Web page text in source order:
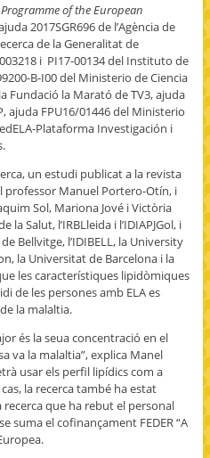
of the European
2017SGR696 de l’Agència de
de la Generalitat de
i PI17-00134 del Instituto de
B-I00 del Ministerio de Ciencia
Fundació la Marató de TV3, ajuda
ajuda FPU16/01446 del Ministerio
Plataforma Investigación i
un estudi publicat a la revista
professor Manuel Portero-Otín, i
Sol, Mariona Jové i Victòria
la Salut, l’IRBLleida i l’IDIAPJGol, i
Bellvitge, l’IDIBELL, la University
la Universitat de Barcelona i la
les característiques lipidòmiques
de les persones amb ELA es
la malaltia.
és la seua concentració en el
va la malaltia”, explica Manel
usar els perfil lipídics com a
la recerca també ha estat
recerca que ha rebut el personal
suma el cofinançament FEDER “A